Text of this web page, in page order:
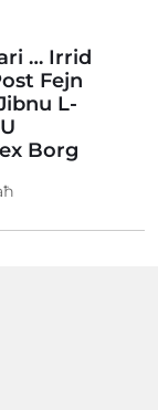
… Irrid
Fejn
L-
Borg